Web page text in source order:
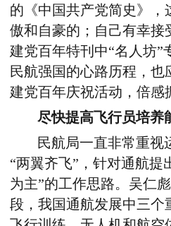
的《中国共产党简史》，
傲和自豪的；自己有幸接
建党百年特刊中“名人坊”
民航强国的心路历程，也
建党百年庆祝活动，倍感
尽快提高飞行员培养
民航局一直非常重视
“两翼齐飞”，针对通航提
为主”的工作思路。吴仁
段，我国通航发展中三个